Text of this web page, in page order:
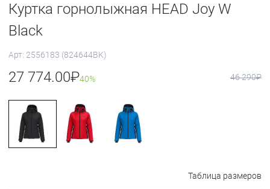
Куртка горнолыжная HEAD Joy W
Black
Арт: 2556183 (824644BK)
27 774.00₽40% 46 290₽
Таблица размеров